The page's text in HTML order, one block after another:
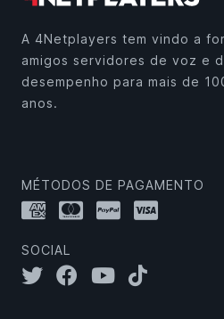
A 4Netplayers tem vindo a
amigos servidores de voz e
desempenho para mais de
anos.
MÉTODOS DE PAGAMENTO
SOCIAL